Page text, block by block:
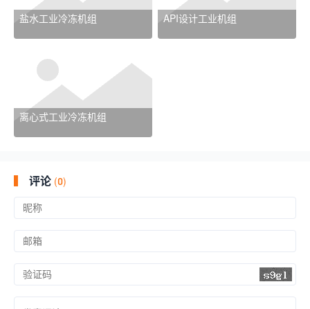
盐水工业冷冻机组 API设计工业机组
离心式工业冷冻机组
评论 (0)